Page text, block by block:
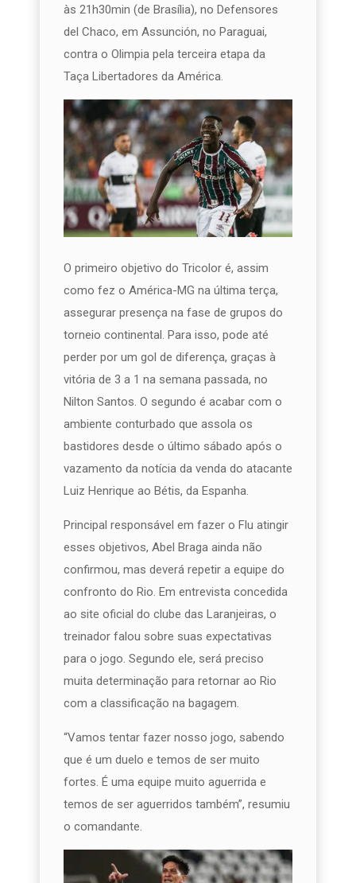
às 21h30min (de Brasília), no Defensores
del Chaco, em Assunción, no Paraguai,
contra o Olimpia pela terceira etapa da
Taça Libertadores da América.
O primeiro objetivo do Tricolor é, assim
como fez o América-MG na última terça,
assegurar presença na fase de grupos do
torneio continental. Para isso, pode até
perder por um gol de diferença, graças à
vitória de 3 a 1 na semana passada, no
Nilton Santos. O segundo é acabar com o
ambiente conturbado que assola os
bastidores desde o último sábado após o
vazamento da notícia da venda do atacante
Luiz Henrique ao Bétis, da Espanha.
Principal responsável em fazer o Flu atingir
esses objetivos, Abel Braga ainda não
confirmou, mas deverá repetir a equipe do
confronto do Rio. Em entrevista concedida
ao site oficial do clube das Laranjeiras, o
treinador falou sobre suas expectativas
para o jogo. Segundo ele, será preciso
muita determinação para retornar ao Rio
com a classificação na bagagem.
“Vamos tentar fazer nosso jogo, sabendo
que é um duelo e temos de ser muito
fortes. É uma equipe muito aguerrida e
temos de ser aguerridos também”, resumiu
o comandante.